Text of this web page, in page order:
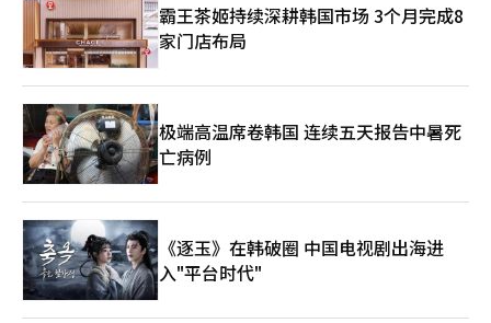
霸王茶姬持续深耕韩国市场 3个月完成8
家门店布局
极端高温席卷韩国 连续五天报告中暑死
亡病例
《逐玉》在韩破圈 中国电视剧出海进
入"平台时代"